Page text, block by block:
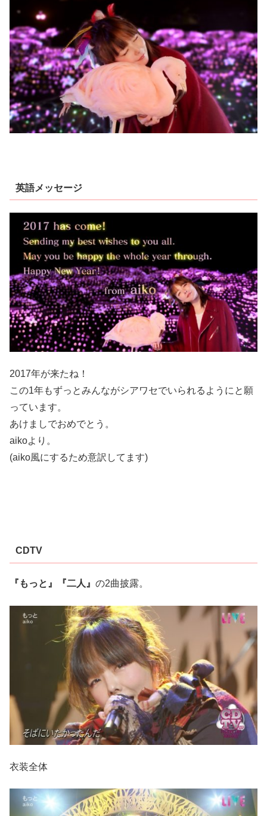
英語メッセージ
2017年が来たね！
この1年もずっとみんながシアワセでいられるようにと願
っています。
あけましでおめでとう。
aikoより。
(aiko風にするため意訳してます)
CDTV
『もっと』『二人』 の2曲披露。
衣装全体